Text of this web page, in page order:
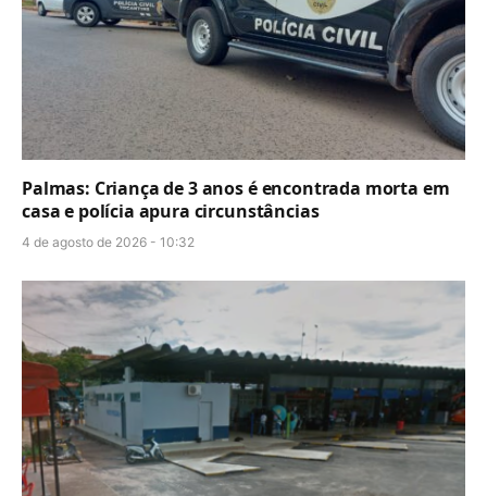
Palmas: Criança de 3 anos é encontrada morta em
casa e polícia apura circunstâncias
4 de agosto de 2026 - 10:32